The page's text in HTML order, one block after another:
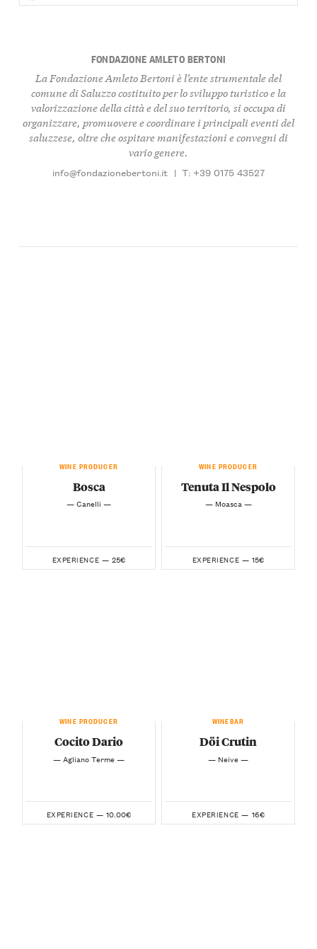
FONDAZIONE AMLETO BERTONI
La Fondazione Amleto Bertoni è l’ente strumentale del
comune di Saluzzo costituito per lo sviluppo turistico e la
valorizzazione della città e del suo territorio, si occupa di
organizzare, promuovere e coordinare i principali eventi del
saluzzese, oltre che ospitare manifestazioni e convegni di
vario genere.
info@fondazionebertoni.it | T: +39 0175 43527
WINE PRODUCER
Bosca
— Canelli —
EXPERIENCE — 25€
WINE PRODUCER
Tenuta Il Nespolo
— Moasca —
EXPERIENCE — 15€
WINE PRODUCER
Cocito Dario
— Agliano Terme —
EXPERIENCE — 10.00€
WINEBAR
Döi Crutin
— Neive —
EXPERIENCE — 16€